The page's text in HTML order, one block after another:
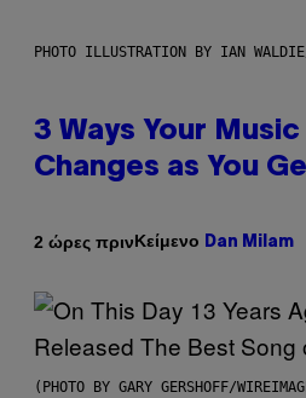
PHOTO ILLUSTRATION BY IAN
3 Ways Your
Changes as You
2 ώρες πρινΚείμενο Dan Milam
(PHOTO BY GARY GERSHOFF/